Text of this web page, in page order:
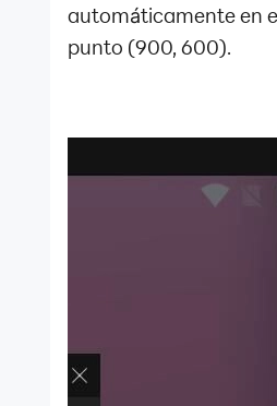
automáticamente en
punto (900, 600).